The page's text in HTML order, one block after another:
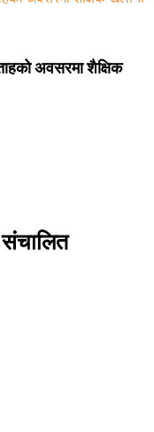
अवसरमा शैक्षिक
संचालित